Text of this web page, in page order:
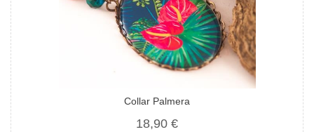
Collar Palmera
18,90 €